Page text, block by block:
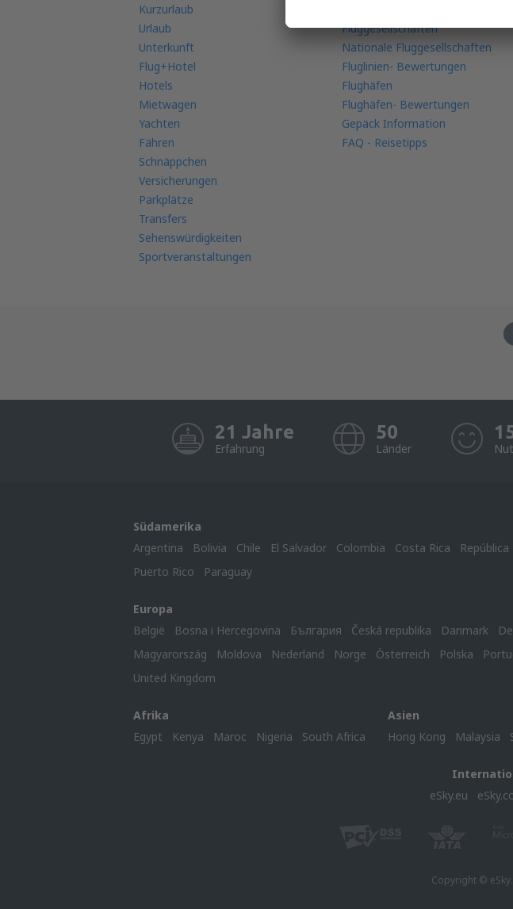
Kurzurlaub
Urlaub
Unterkunft
Flug+Hotel
Hotels
Mietwagen
Yachten
Fähren
Schnäppchen
Versicherungen
Parkplätze
Transfers
Sehenswürdigkeiten
Sportveranstaltungen
Fluggesellschaften
Nationale Fluggesellschaften
Fluglinien- Bewertungen
Flughäfen
Flughäfen- Bewertungen
Gepäck Information
FAQ - Reisetipps
21 Jahre
Erfahrung
50
Länder
Südamerika
Argentina
Bolivia Chile El Salvador Colombia Costa Rica
Puerto Rico
Paraguay
Europa
België
Bosna i Hercegovina България Česká republika Danmark
Magyarország
Moldova Nederland Norge Österreich Polska
United Kingdom
Afrika
Egypt
Kenya Maroc Nigeria South Africa
Asien
Hong Kong
Malaysia
eSky.eu
Copyright ©